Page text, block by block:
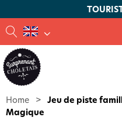
Home > Jeu de piste
Magique